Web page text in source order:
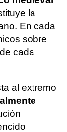
la
En cada
sobre
cada
al extremo